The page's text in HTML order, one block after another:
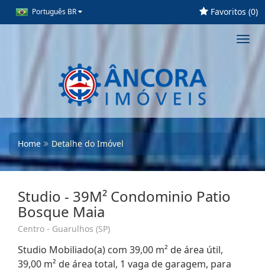
Português BR Favoritos (0)
Home Detalhe do Imóvel
Studio - 39M² Condominio Patio
Bosque Maia
Centro - Guarulhos (SP)
Studio Mobiliado(a) com 39,00 m² de área útil,
39,00 m² de área total, 1 vaga de garagem, para